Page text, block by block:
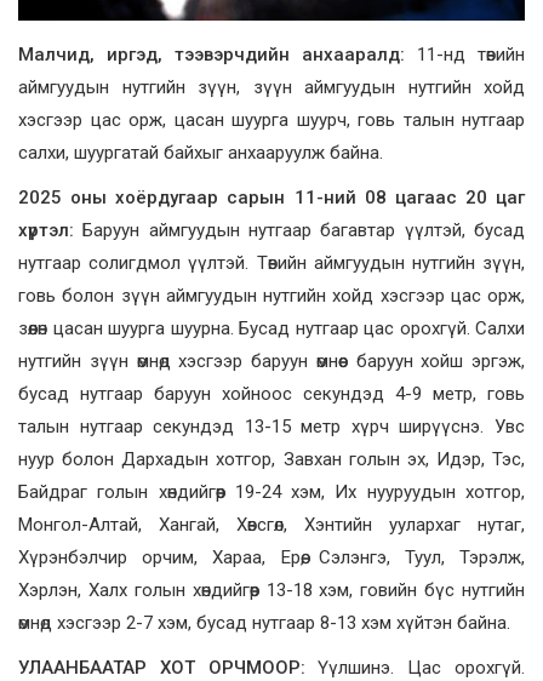
Малчид, иргэд, тээвэрчдийн анхааралд: 11-нд төвийн
аймгуудын нутгийн зүүн, зүүн аймгуудын нутгийн хойд
хэсгээр цас орж, цасан шуурга шуурч, говь талын нутгаар
салхи, шуургатай байхыг анхааруулж байна.
2025 оны хоёрдугаар сарын 11-ний 08 цагаас 20 цаг
хүртэл: Баруун аймгуудын нутгаар багавтар үүлтэй, бусад
нутгаар солигдмол үүлтэй. Төвийн аймгуудын нутгийн зүүн,
говь болон зүүн аймгуудын нутгийн хойд хэсгээр цас орж,
зөөлөн цасан шуурга шуурна. Бусад нутгаар цас орохгүй. Салхи
нутгийн зүүн өмнөд хэсгээр баруун өмнөөс баруун хойш эргэж,
бусад нутгаар баруун хойноос секундэд 4-9 метр, говь
талын нутгаар секундэд 13-15 метр хүрч ширүүснэ. Увс
нуур болон Дархадын хотгор, Завхан голын эх, Идэр, Тэс,
Байдраг голын хөндийгөөр 19-24 хэм, Их нууруудын хотгор,
Монгол-Алтай, Хангай, Хөвсгөл, Хэнтийн уулархаг нутаг,
Хүрэнбэлчир орчим, Хараа, Ерөө, Сэлэнгэ, Туул, Тэрэлж,
Хэрлэн, Халх голын хөндийгөөр 13-18 хэм, говийн бүс нутгийн
өмнөд хэсгээр 2-7 хэм, бусад нутгаар 8-13 хэм хүйтэн байна.
УЛААНБААТАР ХОТ ОРЧМООР: Үүлшинэ. Цас орохгүй.